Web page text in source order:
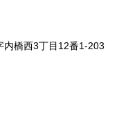
内橋西3丁目12番1-203